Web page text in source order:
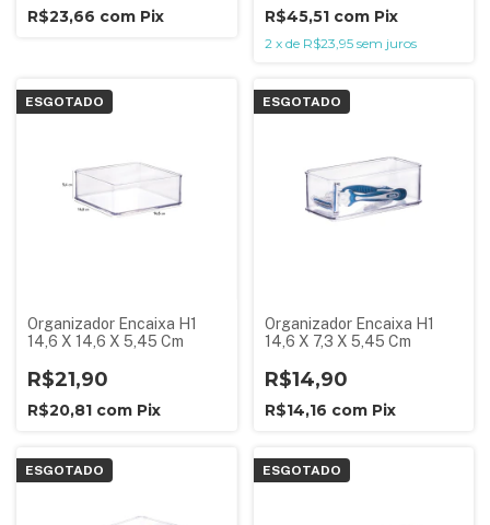
R$23,66 com Pix R$45,51 com Pix
2 x de R$23,95 sem juros
ESGOTADO
Organizador Encaixa H1
14,6 X 14,6 X 5,45 Cm
R$21,90
R$20,81 com Pix
ESGOTADO
Organizador Encaixa H1
14,6 X 7,3 X 5,45 Cm
R$14,90
R$14,16 com Pix
ESGOTADO ESGOTADO